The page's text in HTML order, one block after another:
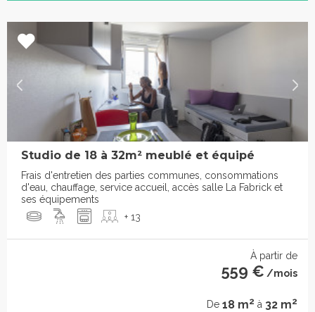
Studio de 18 à 32m² meublé et équipé
Frais d'entretien des parties communes, consommations
d'eau, chauffage, service accueil, accès salle La Fabrick et
ses équipements
+ 13
À partir de
559 € /mois
De 18 m2 à 32 m2